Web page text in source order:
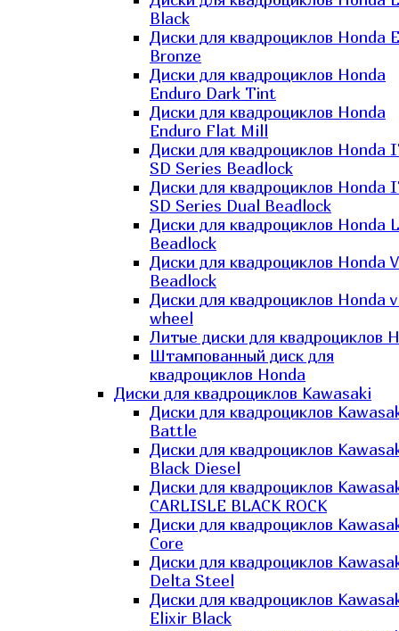
Black
Диски для квадроциклов Honda
Bronze
Диски для квадроциклов Honda
Enduro Dark Tint
Диски для квадроциклов Honda
Enduro Flat Mill
Диски для квадроциклов Honda
SD Series Beadlock
Диски для квадроциклов Honda
SD Series Dual Beadlock
Диски для квадроциклов Honda
Beadlock
Диски для квадроциклов Honda
Beadlock
Диски для квадроциклов Honda
wheel
Литые диски для квадроциклов
Штампованный диск для
квадроциклов Honda
Диски для квадроциклов Kawasaki
Диски для квадроциклов
Battle
Диски для квадроциклов
Black Diesel
Диски для квадроциклов
CARLISLE BLACK ROCK
Диски для квадроциклов
Core
Диски для квадроциклов
Delta Steel
Диски для квадроциклов
Elixir Black